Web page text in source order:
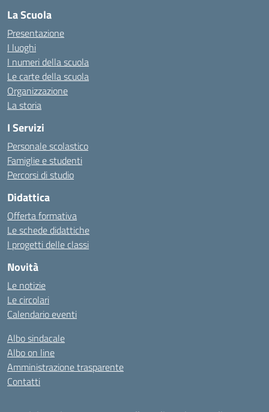
La Scuola
Presentazione
I luoghi
I numeri della scuola
Le carte della scuola
Organizzazione
La storia
I Servizi
Personale scolastico
Famiglie e studenti
Percorsi di studio
Didattica
Offerta formativa
Le schede didattiche
I progetti delle classi
Novità
Le notizie
Le circolari
Calendario eventi
Albo sindacale
Albo on line
Amministrazione trasparente
Contatti